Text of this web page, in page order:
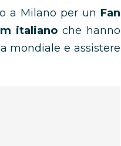
a Milano per un Fan
italiano che hanno
mondiale e assistere